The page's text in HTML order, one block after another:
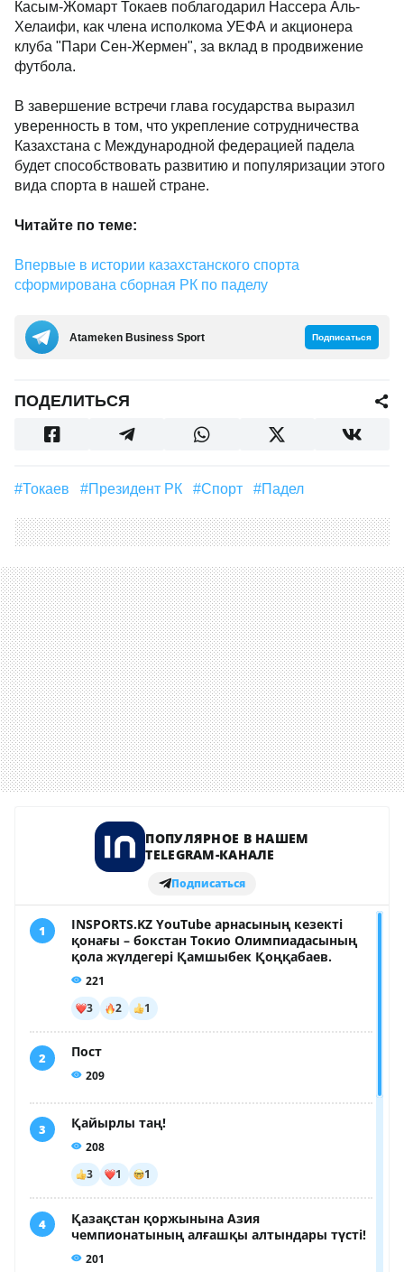
Касым-Жомарт Токаев поблагодарил Нассeра Аль-
Хелаифи, как члена исполкома УЕФА и акционера
клуба "Пари Сен-Жермен", за вклад в продвижение
футбола.
В завершение встречи глава государства выразил
уверенность в том, что укрепление сотрудничества
Казахстана с Международной федерацией падела
будет способствовать развитию и популяризации этого
вида спорта в нашей стране.
Читайте по теме:
Впервые в истории казахстанского спорта
сформирована сборная РК по паделу
Аtameken Business Sport Подписаться
ПОДЕЛИТЬСЯ
#Токаев #Президент РК #Спорт #падел